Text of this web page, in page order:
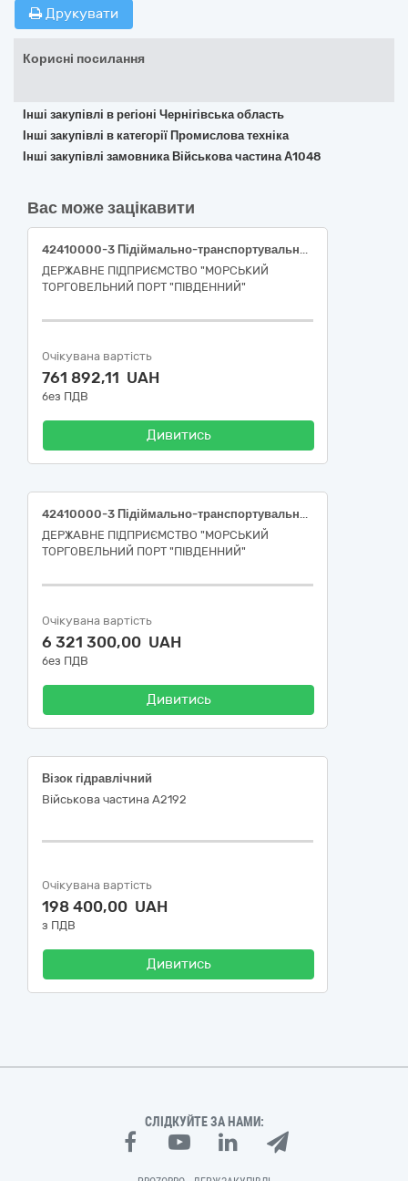
Друкувати
Корисні посилання
Інші закупівлі в регіоні Чернігівська область
Інші закупівлі в категорії Промислова техніка
Інші закупівлі замовника Військова частина А1048
Вас може зацікавити
42410000-3 Підіймально-транспортувальне обладнання
ДЕРЖАВНЕ ПІДПРИЄМСТВО "МОРСЬКИЙ
ТОРГОВЕЛЬНИЙ ПОРТ "ПІВДЕННИЙ"
Очікувана вартість
761 892,11 UAH
без ПДВ
Дивитись
42410000-3 Підіймально-транспортувальне обладнання
ДЕРЖАВНЕ ПІДПРИЄМСТВО "МОРСЬКИЙ
ТОРГОВЕЛЬНИЙ ПОРТ "ПІВДЕННИЙ"
Очікувана вартість
6 321 300,00 UAH
без ПДВ
Дивитись
Візок гідравлічний
Військова частина А2192
Очікувана вартість
198 400,00 UAH
з ПДВ
Дивитись
СЛІДКУЙТЕ ЗА НАМИ: